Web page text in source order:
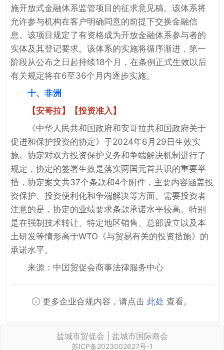
施开放式金融体系监管项目的征求意见稿。该体系将
允许参与机构在客户明确同意的前提下交换金融信
息。该项目规定了有资格成为开放金融体系参与者的
实体及其登记要求。该体系的实施将循序渐进，第一
阶段从公布之日起持续18个月，在条例正式生效以后
有关规定将在6至36个月内逐步实施。
十、非洲
【安哥拉】【投资准入】
《中华人民共和国政府和安哥拉共和国政府关于
促进和保护投资的协定》于2024年6月29日生效实
施。协定对双方投资保护义务和争端解决机制进行了
规定，协定的签署生效是落实两国元首共识的重要举
措，协定案文共37个条款和4个附件，主要内容涵盖投
资保护、投资便利化和争端解决等方面。需要投资者
注意的是，协定的业绩要求条款承诺水平较高。特别
是在强制技术转让、特定地区销售、总部设立以及本
土研发等情形高于WTO《与贸易有关的投资措施》的
承诺水平。
来源：中国贸促会商事法律服务中心
更多企业合规内容，请点击 此处 查看。
盐城市贸促会 | 盐城市国际商会
苏ICP备2023002627号-1